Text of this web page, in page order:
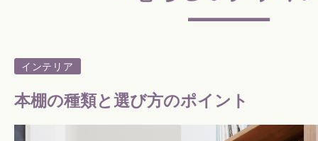
北摂 PLAY SPOT
北摂のイベント
インテリア
本棚の種類と選び方のポイント